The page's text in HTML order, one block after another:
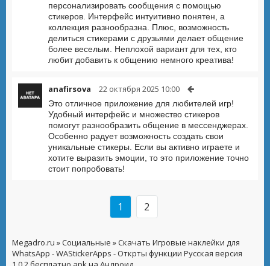
персонализировать сообщения с помощью
стикеров. Интерфейс интуитивно понятен, а
коллекция разнообразна. Плюс, возможность
делиться стикерами с друзьями делает общение
более веселым. Неплохой вариант для тех, кто
любит добавить к общению немного креатива!
anafirsova 22 октября 2025 10:00
Это отличное приложение для любителей игр!
Удобный интерфейс и множество стикеров
помогут разнообразить общение в мессенджерах.
Особенно радует возможность создать свои
уникальные стикеры. Если вы активно играете и
хотите выразить эмоции, то это приложение точно
стоит попробовать!
1 2
Megadro.ru »Социальные » Скачать Игровые наклейки для
WhatsApp - WAStickerApps - Открты функции Русская версия